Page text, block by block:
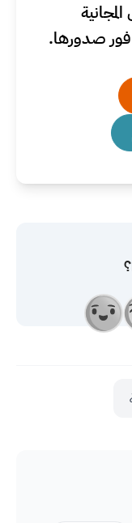
صدورها.